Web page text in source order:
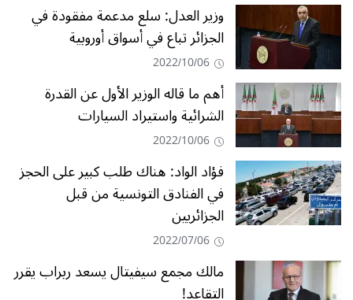
وزير العدل: سلع مدعمة مفقودة في
الجزائر تباع في أسواق أوروبية
2022/10/06
أهم ما قاله الوزير الأول عن القدرة
الشرائية واستيراد السيارات
2022/10/06
فؤاد الواد: هناك طلب كبير على الحجز
في الفنادق التونسية من قبل
الجزائريين
2022/07/06
مالك مجمع سيفيتال يسعد ربراب يقرر
التقاعد!